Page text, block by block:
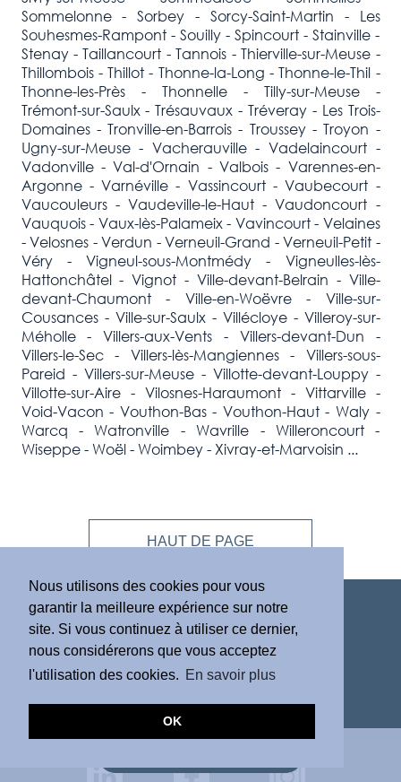
Nous utilisons des cookies pour vous
garantir la meilleure expérience sur notre
site. Si vous continuez à utiliser ce dernier,
nous considérerons que vous acceptez
l'utilisation des cookies. En savoir plus
OK
Sommelonne - Sorbey - Sorcy-Saint-Martin - Les
Souhesmes-Rampont - Souilly - Spincourt - Stainville -
Stenay - Taillancourt - Tannois - Thierville-sur-Meuse -
Thillombois - Thillot - Thonne-la-Long - Thonne-le-Thil -
Thonne-les-Près - Thonnelle - Tilly-sur-Meuse -
Trémont-sur-Saulx - Trésauvaux - Tréveray - Les Trois-
Domaines - Tronville-en-Barrois - Troussey - Troyon -
Ugny-sur-Meuse - Vacherauville - Vadelaincourt -
Vadonville - Val-d'Ornain - Valbois - Varennes-en-
Argonne - Varnéville - Vassincourt - Vaubecourt -
Vaucouleurs - Vaudeville-le-Haut - Vaudoncourt -
Vauquois - Vaux-lès-Palameix - Vavincourt - Velaines
- Velosnes - Verdun - Verneuil-Grand - Verneuil-Petit -
Véry - Vigneul-sous-Montmédy - Vigneulles-lès-
Hattonchâtel - Vignot - Ville-devant-Belrain - Ville-
devant-Chaumont - Ville-en-Woëvre - Ville-sur-
Cousances - Ville-sur-Saulx - Villécloye - Villeroy-sur-
Méholle - Villers-aux-Vents - Villers-devant-Dun -
Villers-le-Sec - Villers-lès-Mangiennes - Villers-sous-
Pareid - Villers-sur-Meuse - Villotte-devant-Louppy -
Villotte-sur-Aire - Vilosnes-Haraumont - Vittarville -
Void-Vacon - Vouthon-Bas - Vouthon-Haut - Waly -
Warcq - Watronville - Wavrille - Willeroncourt -
Wiseppe - Woël - Woimbey - Xivray-et-Marvoisin ...
HAUT DE PAGE
✆06 43 77 65 58
33 Rue de l'Abbé Grégoire
75006 Paris